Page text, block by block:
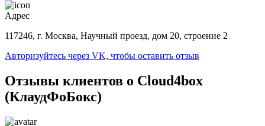
Адрес
117246, г. Москва, Научный проезд, дом 20, строение 2
Авторизуйтесь через VK, чтобы оставить отзыв
Отзывы клиентов о Cloud4box
(КлаудФоБокс)